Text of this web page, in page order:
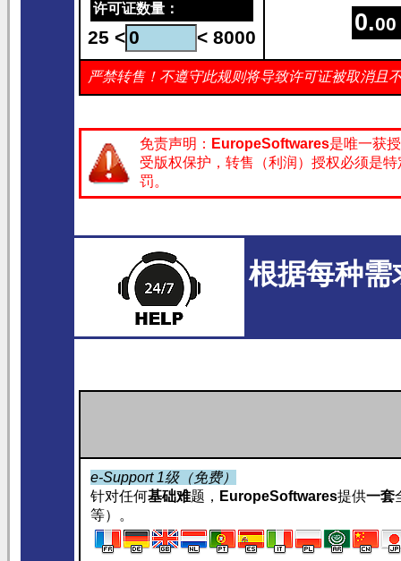
许可证数量：
25 < < 8000
0.00
严禁转售！不遵守此规则将导致许可证被取消且
免责声明： EuropeSoftwares是唯一获
受版权保护，转售（利润）授权必须是
罚。
根据每种
e-Support 1级（免费）
针对任何基础难题， EuropeSoftwares提供一套
等）。